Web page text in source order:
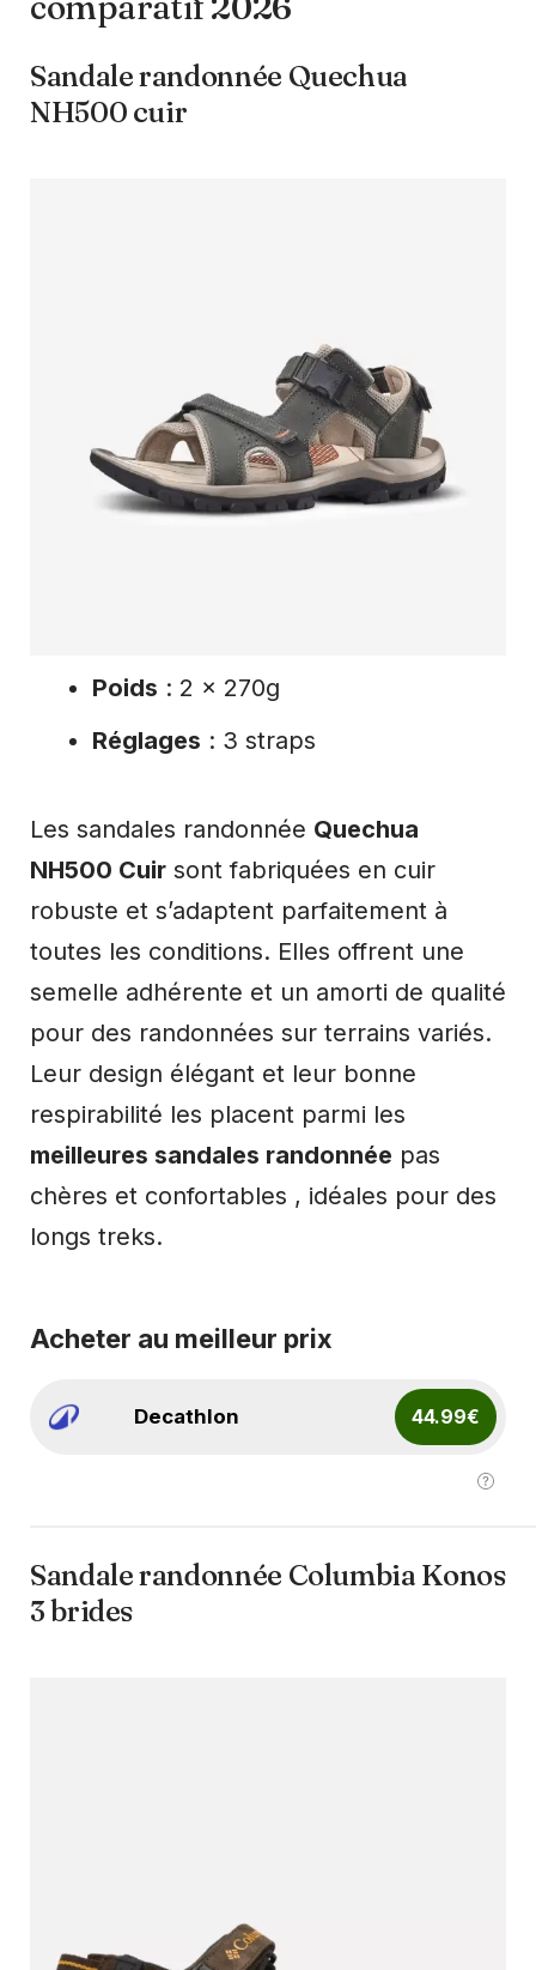
Sandale randonnée Quechua
NH500 cuir
Poids : 2 x 270g
Réglages : 3 straps
Les sandales randonnée Quechua
NH500 Cuir sont fabriquées en cuir
robuste et s’adaptent parfaitement à
toutes les conditions. Elles offrent une
semelle adhérente et un amorti de qualité
pour des randonnées sur terrains variés.
Leur design élégant et leur bonne
respirabilité les placent parmi les
meilleures sandales randonnée pas
chères et confortables , idéales pour des
longs treks.
Acheter au meilleur prix
Decathlon 44.99€
Sandale randonnée Columbia Konos
3 brides